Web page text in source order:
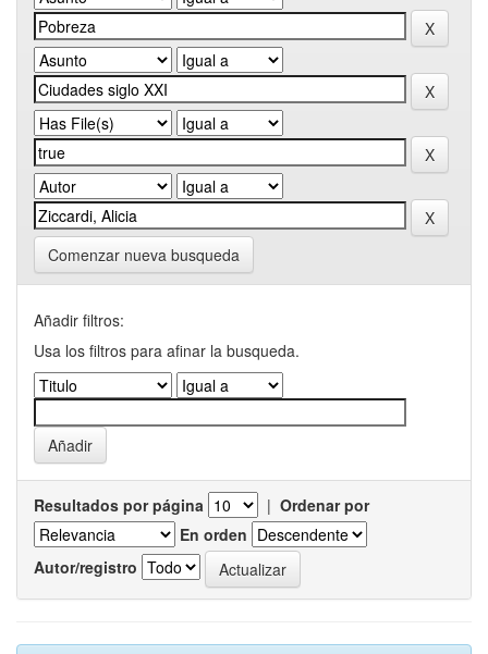
Comenzar nueva busqueda
Añadir filtros:
Usa los filtros para afinar la busqueda.
Resultados por página | Ordenar por
En orden
Autor/registro